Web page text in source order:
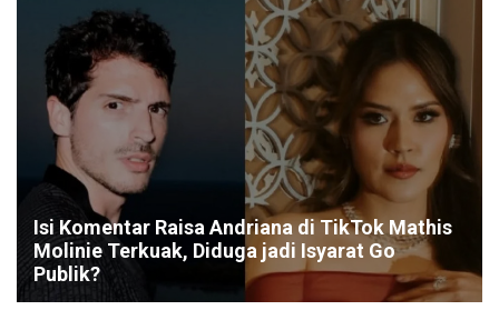
Isi Komentar Raisa Andriana di TikTok Mathis
Molinie Terkuak, Diduga jadi Isyarat Go
Publik?